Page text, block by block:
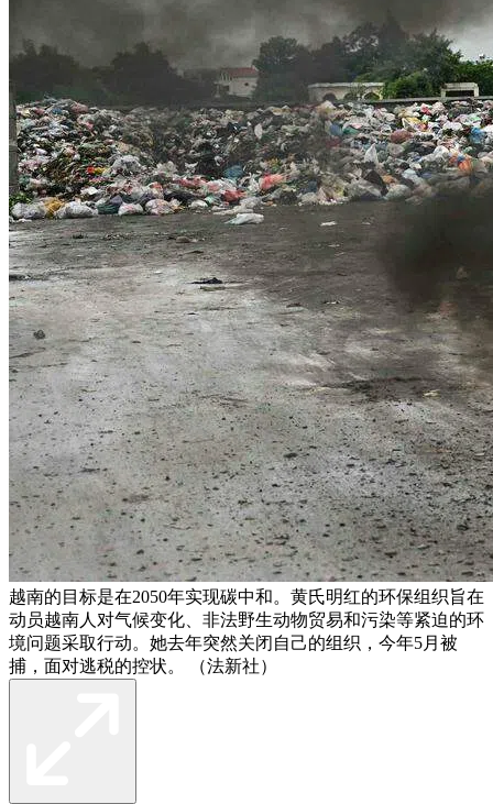
越南的目标是在2050年实现碳中和。黄氏明红的环保组织旨在
动员越南人对气候变化、非法野生动物贸易和污染等紧迫的环
境问题采取行动。她去年突然关闭自己的组织，今年5月被
捕，面对逃税的控状。 （法新社）